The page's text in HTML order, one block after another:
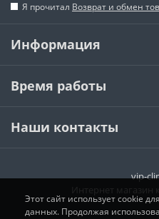
Я прочитал Возврат и обмен
Информация
Время работы
Наши контакты
vip-
Интернет магазин
Этот сайт использует cookie
данных. Продолжая